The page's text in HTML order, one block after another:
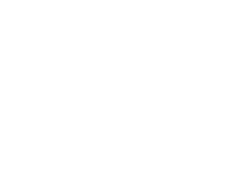
من الاعتقال
قوة وجبروت
وقد وصف
مع السجان